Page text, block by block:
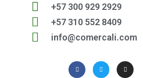
+57 300 929 2929
+57 310 552 8409
info@comercali.com